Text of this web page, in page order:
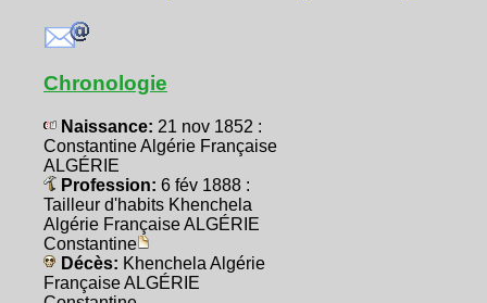
Chronologie
Naissance: 21 nov 1852 :
Constantine Algérie Française
ALGÉRIE
Profession: 6 fév 1888 :
Tailleur d'habits Khenchela
Algérie Française ALGÉRIE
Constantine
Décès: Khenchela Algérie
Française ALGÉRIE